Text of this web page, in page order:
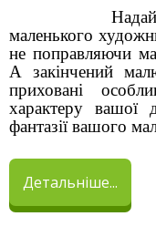
Надайте всі
маленького
не поправляючи
А закінчений
приховані
характеру вашої
фантазії вашого
Детальніше...